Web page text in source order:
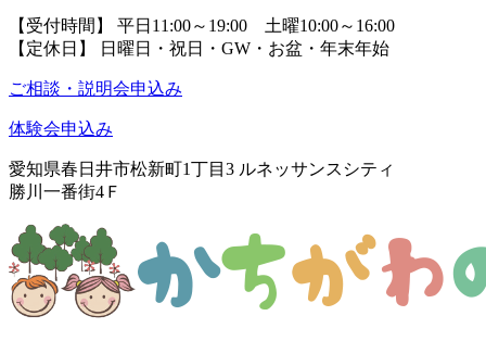
【受付時間】 平日11:00～19:00 土曜10:00～16:00
【定休日】 日曜日・祝日・GW・お盆・年末年始
ご相談・説明会申込み
体験会申込み
愛知県春日井市松新町1丁目3 ルネッサンスシティ
勝川一番街4Ｆ